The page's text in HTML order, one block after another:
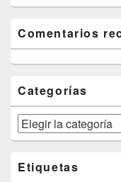
Comentarios
Categorías
Categorías
Etiquetas